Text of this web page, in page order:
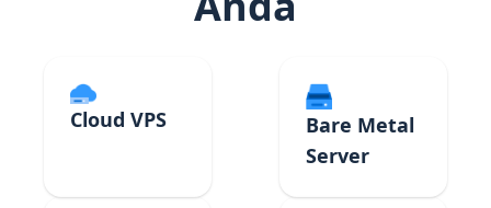
Cloud VPS
Bare Metal
Server